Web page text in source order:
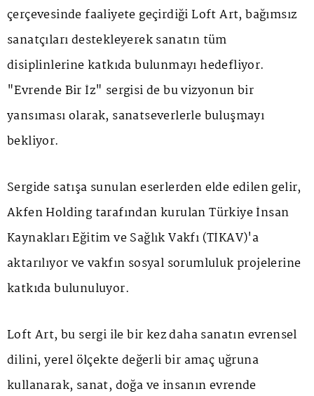
çerçevesinde faaliyete geçirdiği Loft Art, bağımsız
sanatçıları destekleyerek sanatın tüm
disiplinlerine katkıda bulunmayı hedefliyor.
"Evrende Bir İz" sergisi de bu vizyonun bir
yansıması olarak, sanatseverlerle buluşmayı
bekliyor.
Sergide satışa sunulan eserlerden elde edilen gelir,
Akfen Holding tarafından kurulan Türkiye İnsan
Kaynakları Eğitim ve Sağlık Vakfı (TİKAV)'a
aktarılıyor ve vakfın sosyal sorumluluk projelerine
katkıda bulunuluyor.
Loft Art, bu sergi ile bir kez daha sanatın evrensel
dilini, yerel ölçekte değerli bir amaç uğruna
kullanarak, sanat, doğa ve insanın evrende